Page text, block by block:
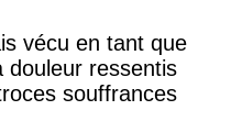
vécu en tant que
douleur ressentis
souffrances